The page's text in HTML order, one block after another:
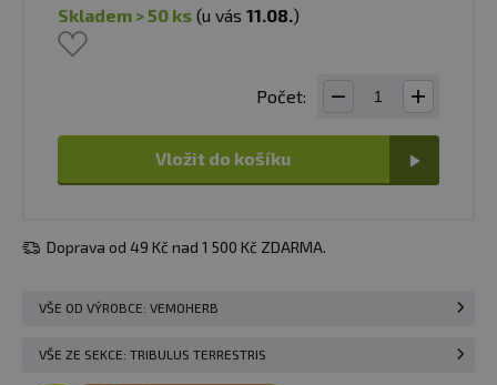
skladem > 50 ks (u vás 11.08.)
Počet:
Vložit do košíku
Doprava od 49 Kč nad 1 500 Kč ZDARMA.
VŠE OD VÝROBCE: VEMOHERB
VŠE ZE SEKCE: TRIBULUS TERRESTRIS